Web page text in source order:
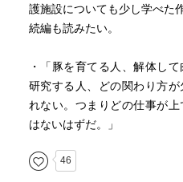
護施設についても少し学べた
続編も読みたい。
・「豚を育てる人、解体し
研究する人、どの関わり方
れない。つまりどの仕事が
はないはずだ。」
46